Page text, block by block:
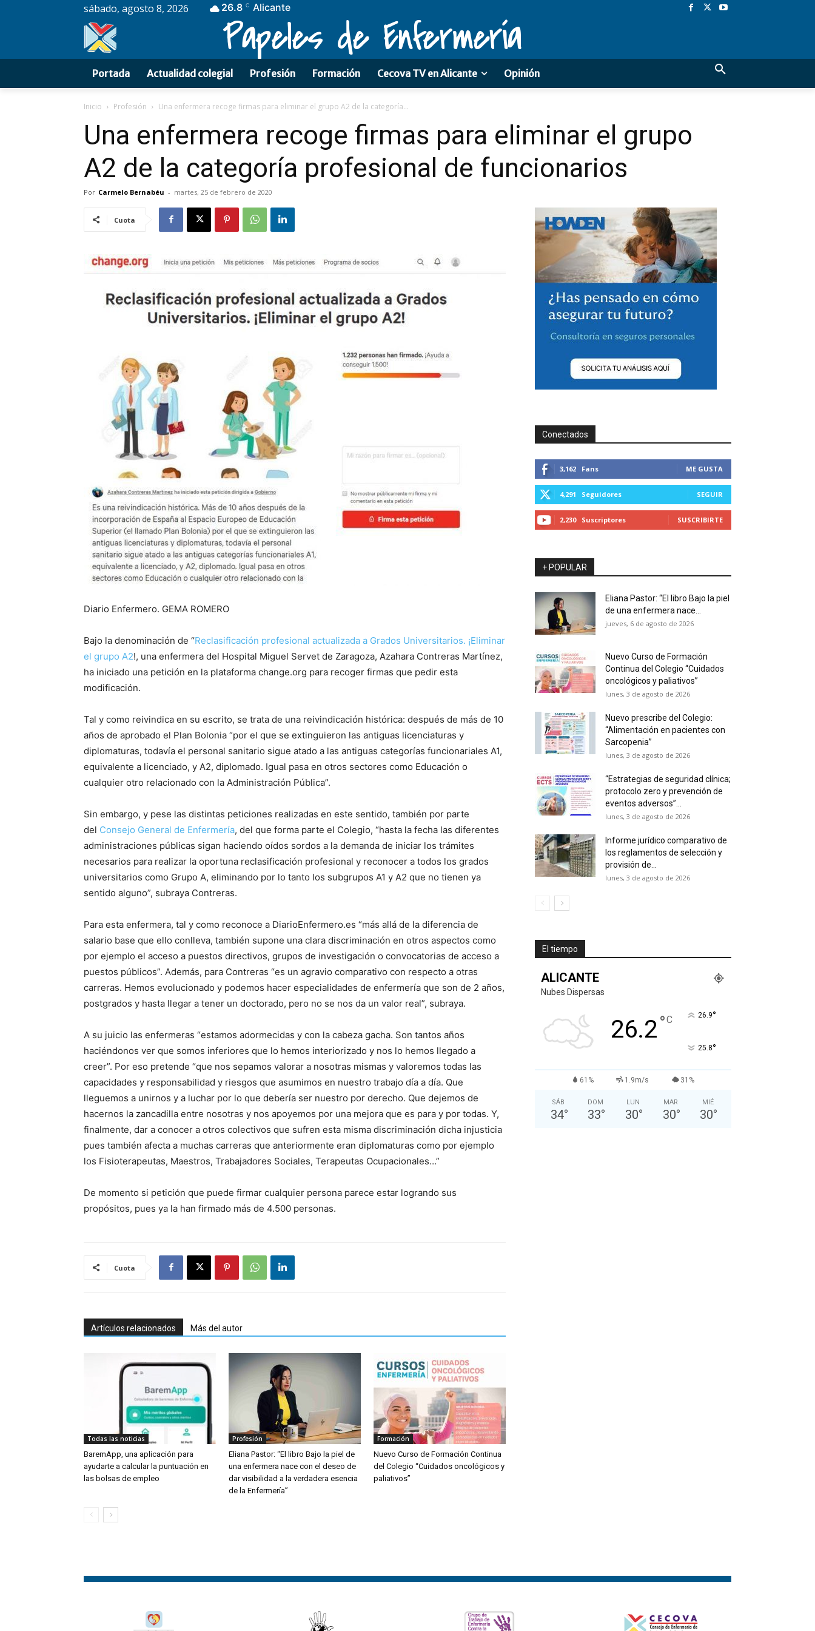
sábado, agosto 8, 2026 26.8 C Alicante
Papeles de Enfermería
Portada Actualidad colegial Profesión Formación Cecova TV en Alicante Opinión
Inicio Profesión Una enfermera recoge firmas para eliminar el grupo A2 de la categoría...
Una enfermera recoge firmas para eliminar el grupo
A2 de la categoría profesional de funcionarios
Por Carmelo Bernabéu - martes, 25 de febrero de 2020
Cuota
Diario Enfermero. GEMA ROMERO
Bajo la denominación de “Reclasificación profesional actualizada a Grados Universitarios. ¡Eliminar
el grupo A2!, una enfermera del Hospital Miguel Servet de Zaragoza, Azahara Contreras Martínez,
ha iniciado una petición en la plataforma change.org para recoger firmas que pedir esta
modificación.
Tal y como reivindica en su escrito, se trata de una reivindicación histórica: después de más de 10
años de aprobado el Plan Bolonia “por el que se extinguieron las antiguas licenciaturas y
diplomaturas, todavía el personal sanitario sigue atado a las antiguas categorías funcionariales A1,
equivalente a licenciado, y A2, diplomado. Igual pasa en otros sectores como Educación o
cualquier otro relacionado con la Administración Pública”.
Sin embargo, y pese las distintas peticiones realizadas en este sentido, también por parte
del Consejo General de Enfermería, del que forma parte el Colegio, “hasta la fecha las diferentes
administraciones públicas sigan haciendo oídos sordos a la demanda de iniciar los trámites
necesarios para realizar la oportuna reclasificación profesional y reconocer a todos los grados
universitarios como Grupo A, eliminando por lo tanto los subgrupos A1 y A2 que no tienen ya
sentido alguno”, subraya Contreras.
Para esta enfermera, tal y como reconoce a DiarioEnfermero.es “más allá de la diferencia de
salario base que ello conlleva, también supone una clara discriminación en otros aspectos como
por ejemplo el acceso a puestos directivos, grupos de investigación o convocatorias de acceso a
puestos públicos”. Además, para Contreras “es un agravio comparativo con respecto a otras
carreras. Hemos evolucionado y podemos hacer especialidades de enfermería que son de 2 años,
postgrados y hasta llegar a tener un doctorado, pero no se nos da un valor real”, subraya.
A su juicio las enfermeras “estamos adormecidas y con la cabeza gacha. Son tantos años
haciéndonos ver que somos inferiores que lo hemos interiorizado y nos lo hemos llegado a
creer”. Por eso pretende “que nos sepamos valorar a nosotras mismas y valoremos todas las
capacidades y responsabilidad y riesgos que asumimos en nuestro trabajo día a día. Que
lleguemos a unirnos y a luchar por lo que debería ser nuestro por derecho. Que dejemos de
hacernos la zancadilla entre nosotras y nos apoyemos por una mejora que es para y por todas. Y,
finalmente, dar a conocer a otros colectivos que sufren esta misma discriminación dicha injusticia
pues también afecta a muchas carreras que anteriormente eran diplomaturas como por ejemplo
los Fisioterapeutas, Maestros, Trabajadores Sociales, Terapeutas Ocupacionales…”
De momento si petición que puede firmar cualquier persona parece estar logrando sus
propósitos, pues ya la han firmado más de 4.500 personas.
Cuota
Artículos relacionados Más del autor
Todas las noticias
BaremApp, una aplicación para
ayudarte a calcular la puntuación en
las bolsas de empleo
Profesión
Eliana Pastor: “El libro Bajo la piel de
una enfermera nace con el deseo de
dar visibilidad a la verdadera esencia
de la Enfermería”
Formación
Nuevo Curso de Formación Continua
del Colegio “Cuidados oncológicos y
paliativos”
Conectados
3,162 Fans ME GUSTA
4,291 Seguidores SEGUIR
2,230 Suscriptores SUSCRIBIRTE
+ POPULAR
Eliana Pastor: “El libro Bajo la piel
de una enfermera nace...
jueves, 6 de agosto de 2026
Nuevo Curso de Formación
Continua del Colegio “Cuidados
oncológicos y paliativos”
lunes, 3 de agosto de 2026
Nuevo prescribe del Colegio:
“Alimentación en pacientes con
Sarcopenia”
lunes, 3 de agosto de 2026
“Estrategias de seguridad clínica;
protocolo zero y prevención de
eventos adversos”...
lunes, 3 de agosto de 2026
Informe jurídico comparativo de
los reglamentos de selección y
provisión de...
lunes, 3 de agosto de 2026
El tiempo
ALICANTE
Nubes Dispersas
26.2°C 26.9°
25.8°
61% 1.9m/s 31%
SÁB
34°
DOM
33°
LUN
30°
MAR
30°
MIÉ
30°